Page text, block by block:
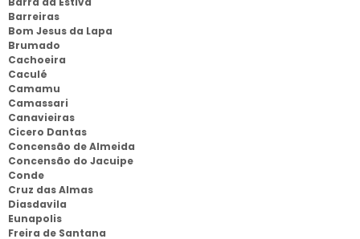
Barreiras
Bom Jesus da Lapa
Brumado
Cachoeira
Caculé
Camamu
Camassari
Canavieiras
Cicero Dantas
Concensão de Almeida
Concensão do Jacuipe
Conde
Cruz das Almas
Diasdavila
Eunapolis
Freira de Santana